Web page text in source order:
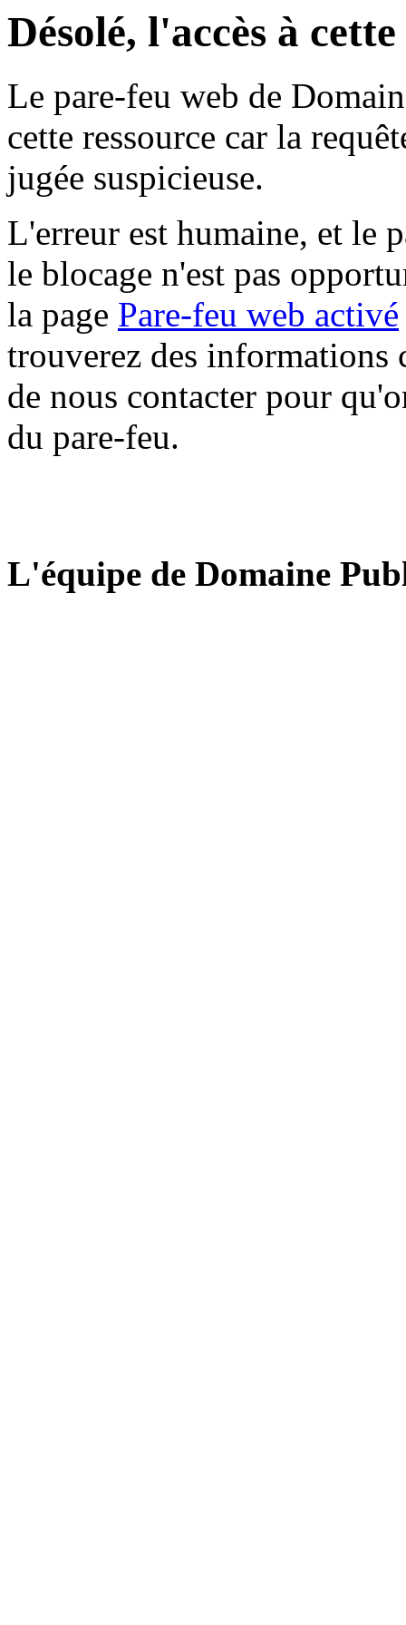
Désolé, l'accès à
Le pare-feu web de
cette ressource car la
jugée suspicieuse.
L'erreur est humaine, et le
le blocage n'est pas
la page Pare-feu web activé
trouverez des informations
de nous contacter pour
du pare-feu.
L'équipe de Domaine